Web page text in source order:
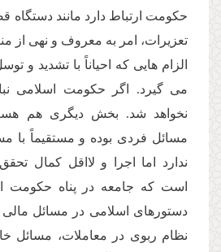
حكومت ارتباط دارد مانند دستگاه
تعزیرات، امر به معروف و نهى از
الزام هایى كه احیاناً با تشدید و
مى گیرد. اگر حكومت اسلامى
نخواهد شد. بخش دیگرى هم
مسائل فردى بوده و مستقیماً با
ندارد اما اجرا و لااقل كمال
است كه جامعه در پناه حكومت
دستورهاى اسلامى در مسائل مالى
نظام ربوى در معاملات، مسائل